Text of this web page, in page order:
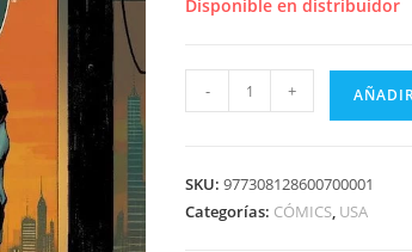
Disponible en distribuidor
ABSOLUTE
BATMAN
cantidad
- +
SKU:977308128600700001
Categorías: CÓMICS, USA